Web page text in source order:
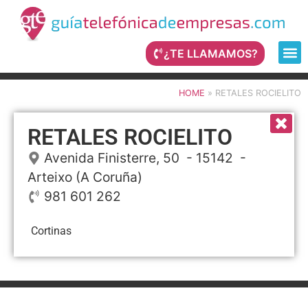
¿TE LLAMAMOS?
HOME » RETALES ROCIELITO
RETALES ROCIELITO
Avenida Finisterre, 50 - 15142 -
Arteixo (A Coruña)
981 601 262
Cortinas